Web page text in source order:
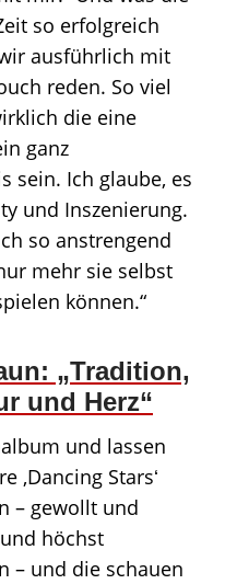
so erfolgreich
ausführlich mit
reden. So viel
die eine
ganz
sein. Ich glaube, es
und Inszenierung.
so anstrengend
mehr sie selbst
können.“
„Tradition,
und Herz“
und lassen
‚Dancing Starsʻ
– gewollt und
höchst
– und die schauen